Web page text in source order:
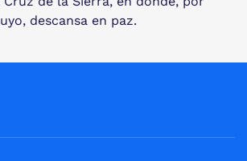
descansa en paz.